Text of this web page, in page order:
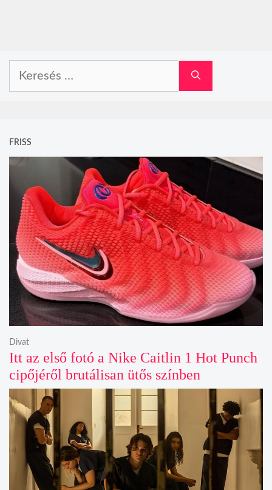
FRISS
Itt az első fotó a Nike Caitlin 1 Hot Punch
cipőjéről brutálisan ütős színben
Divat